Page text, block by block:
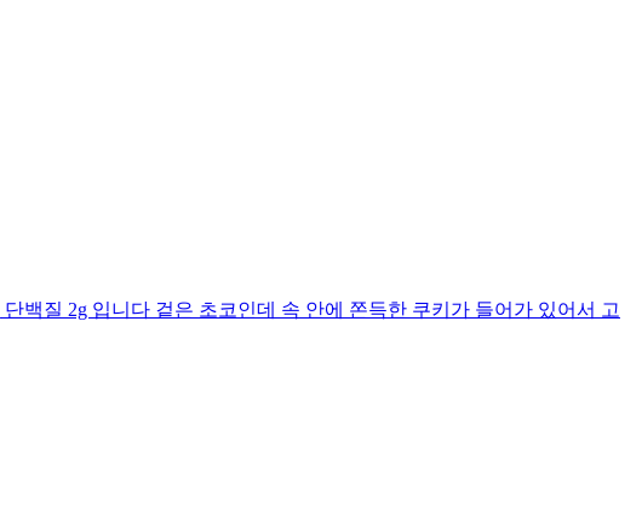
백질 2g 입니다 겉은 초코인데 속 안에 쫀득한 쿠키가 들어가 있어서 고